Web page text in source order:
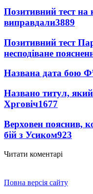
Позитивний тест на
виправдали3889
Позитивний тест
несподіване
Названа дата бою
Названо титул, який
Хрговіч1677
Верховен пояснив,
бій з Усиком923
Читати коментарі
Повна версія сайту